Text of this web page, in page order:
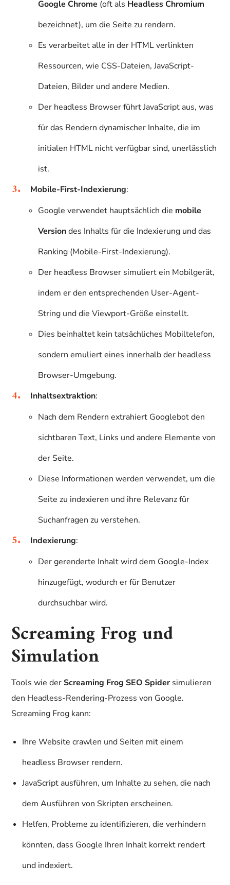
Google Chrome (oft als Headless Chromium
bezeichnet), um die Seite zu rendern.
Es verarbeitet alle in der HTML verlinkten
Ressourcen, wie CSS-Dateien, JavaScript-
Dateien, Bilder und andere Medien.
Der headless Browser führt JavaScript aus, was
für das Rendern dynamischer Inhalte, die im
initialen HTML nicht verfügbar sind, unerlässlich
ist.
Mobile-First-Indexierung:
Google verwendet hauptsächlich die mobile
Versiondes Inhalts für die Indexierung und das
Ranking (Mobile-First-Indexierung).
Der headless Browser simuliert ein Mobilgerät,
indem er den entsprechenden User-Agent-
String und die Viewport-Größe einstellt.
Dies beinhaltet kein tatsächliches Mobiltelefon,
sondern emuliert eines innerhalb der headless
Browser-Umgebung.
Inhaltsextraktion:
Nach dem Rendern extrahiert Googlebot den
sichtbaren Text, Links und andere Elemente von
der Seite.
Diese Informationen werden verwendet, um die
Seite zu indexieren und ihre Relevanz für
Suchanfragen zu verstehen.
Indexierung:
Der gerenderte Inhalt wird dem Google-Index
hinzugefügt, wodurch er für Benutzer
durchsuchbar wird.
Screaming Frog und
Simulation
Tools wie derScreaming Frog SEO Spidersimulieren
den Headless-Rendering-Prozess von Google.
Screaming Frog kann:
Ihre Website crawlen und Seiten mit einem
headless Browser rendern.
JavaScript ausführen, um Inhalte zu sehen, die nach
dem Ausführen von Skripten erscheinen.
Helfen, Probleme zu identifizieren, die verhindern
könnten, dass Google Ihren Inhalt korrekt rendert
und indexiert.